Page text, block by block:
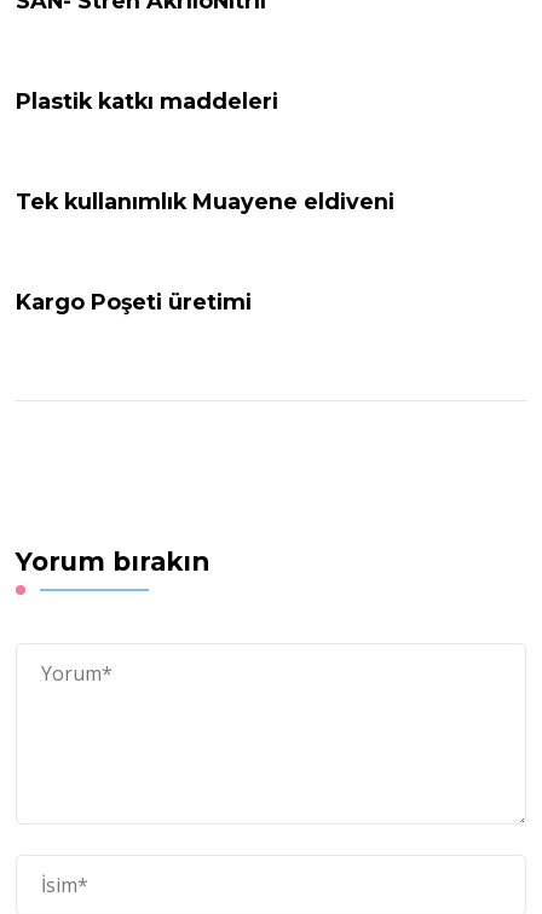
Plastik katkı maddeleri
Tek kullanımlık Muayene eldiveni
Kargo Poşeti üretimi
Yorum bırakın